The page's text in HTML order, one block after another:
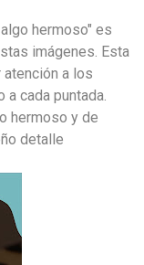
hermoso" es
imágenes. Esta
a los
cada puntada.
hermoso y de
detalle